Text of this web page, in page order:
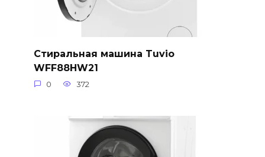
Стиральная машина Tuvio
WFF88HW21
0 372